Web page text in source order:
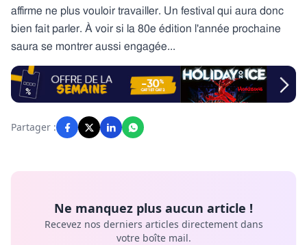
affirme ne plus vouloir travailler. Un festival qui aura donc
bien fait parler. À voir si la 80e édition l'année prochaine
saura se montrer aussi engagée...
Partager :
Ne manquez plus aucun article !
Recevez nos derniers articles directement dans
votre boîte mail.